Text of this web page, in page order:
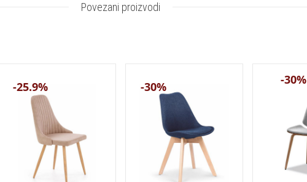
Povezani proizvodi
-25.9% -30% -30%